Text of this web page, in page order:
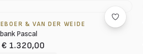
& VAN DER WEIDE
Pascal
€ 1.320,00